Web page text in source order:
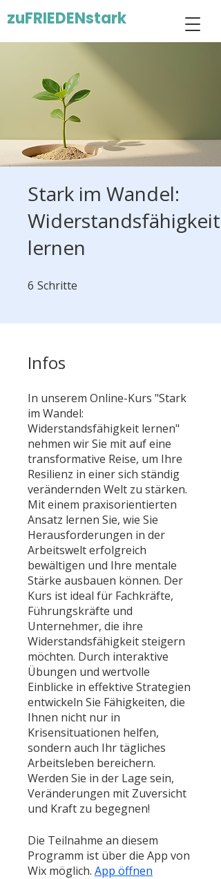
zuFRIEDENstark
Stark im Wandel:
Widerstandsfähigkeit
lernen
6 Schritte
Infos
In unserem Online-Kurs "Stark
im Wandel:
Widerstandsfähigkeit lernen"
nehmen wir Sie mit auf eine
transformative Reise, um Ihre
Resilienz in einer sich ständig
verändernden Welt zu stärken.
Mit einem praxisorientierten
Ansatz lernen Sie, wie Sie
Herausforderungen in der
Arbeitswelt erfolgreich
bewältigen und Ihre mentale
Stärke ausbauen können. Der
Kurs ist ideal für Fachkräfte,
Führungskräfte und
Unternehmer, die ihre
Widerstandsfähigkeit steigern
möchten. Durch interaktive
Übungen und wertvolle
Einblicke in effektive Strategien
entwickeln Sie Fähigkeiten, die
Ihnen nicht nur in
Krisensituationen helfen,
sondern auch Ihr tägliches
Arbeitsleben bereichern.
Werden Sie in der Lage sein,
Veränderungen mit Zuversicht
und Kraft zu begegnen!
Die Teilnahme an diesem
Programm ist über die App von
Wix möglich. App öffnen